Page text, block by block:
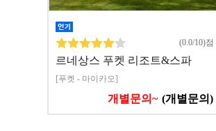
(0.0/10)점
르네상스 푸켓 리조트&스파
[푸켓 - 마이카오]
개별문의~ (개별문의)